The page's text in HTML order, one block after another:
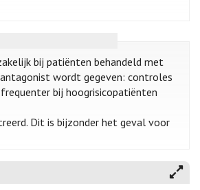
bij patiënten behandeld met
wordt gegeven: controles
bij hoogrisicopatiënten
Dit is bijzonder het geval voor